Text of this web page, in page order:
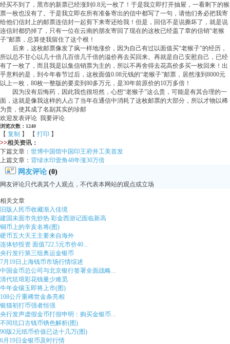
经买不到了，黑市的新票已经涨到0.8元一枚了！于是我立即打开抽屉，一看剩下的猴
票一枚也没有了。于是我立即在所有准备寄出的信中都写了一句，请他们务必把我寄
给他们信封上的邮票连信封一起剪下来寄还给我！但是，回信不是说撕坏了，就是说
连信封都扔掉了，只有一位在云南的朋友寄回了现在的这枚已经盖了章的信销“老猴
子”邮票，总算使我留住了这个根！
后来，这枚邮票像发了疯一样地涨价，因为自己有过以面值买“老猴子”的经历，
所以总不甘心以几十倍几百倍几千倍的溢价再去买回来。再就是自己安慰自己，已经
有了一枚了，而且我是以集信销票为主的，所以不再舍得去花高价多买一枚回来！出
乎意料的是，到今年春节过后，这枚面值0.08元钱的“老猴子”邮票，居然涨到8000元
以上一枚，80枚一整版的要卖到80多万元，是30年前原价的10万多倍！
因为没有后悔药，因此我也很坦然，心想“老猴子”这么贵，可能是有其合理的一
面，这就是像我这样的人占了当年在通信中消耗了这枚邮票的大部分，所以才物以稀
为贵，使其成了名副其实的珍邮
欢迎发表评论 我要评论
浏览次数：1240
【 复制 】 【 打印 】
>>相关资讯：
下篇文章： 世博中国馆中国印王府井工美首发
上篇文章： 背绿水印壹角48年涨30万倍
网友评论 (0)
网友评论只代表其个人观点，不代表本网站的观点或立场
相关文章
旧版人民币收藏渐入佳境
建国未面市先炒热 彩金西游记面临新高
铜币上的辛亥名将(图)
硬币五大天王主要来自海外
连体钞投资 面值722.5元市价40...
央行发行第三组奥运金银币
7月19日上海钱币市场行情综述
中国金币总公司与北京银行签署全面战略...
清代珐琅彩花钱量少难觅
牛年金镶玉即将上市(图)
108公斤重稀世金条亮相
银猫初打币强者恒强
央行发声虚假金币打假申明：购买金银币...
不同坑口古钱币锈色解析(图)
90版2元纸币价值已达十几万(图)
6月19日金银币及时行情